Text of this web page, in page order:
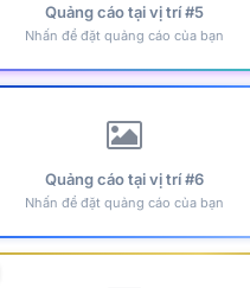
Quảng cáo tại vị trí #5
Nhấn để đặt quảng cáo của bạn
Quảng cáo tại vị trí #6
Nhấn để đặt quảng cáo của bạn